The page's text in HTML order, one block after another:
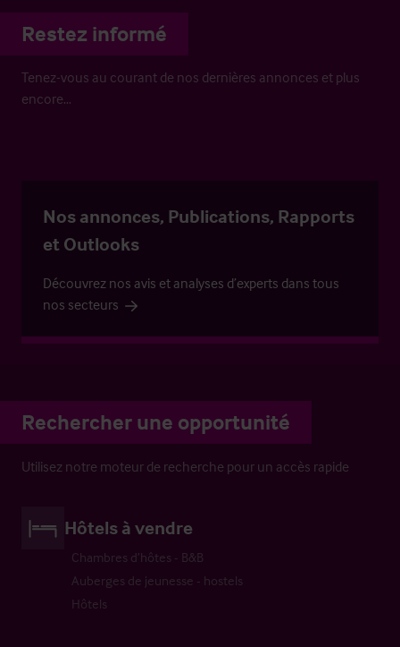
Restez informé
Tenez-vous au courant de nos dernières annonces et plus
encore…
Nos annonces, Publications, Rapports
et Outlooks
Découvrez nos avis et analyses d’experts dans tous
nos secteurs
Rechercher une opportunité
Utilisez notre moteur de recherche pour un accès rapide
Hôtels à vendre
Chambres d’hôtes - B&B
Auberges de jeunesse - hostels
Hôtels